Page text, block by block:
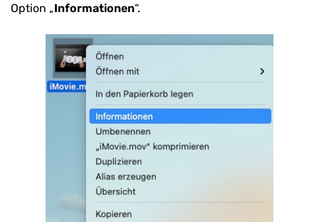
Option „Informationen“.